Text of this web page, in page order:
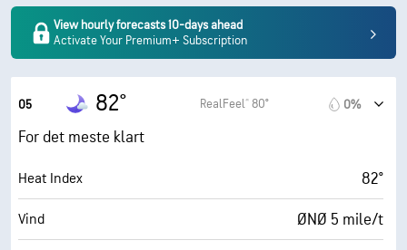
View hourly forecasts 10-days ahead
Activate Your Premium+ Subscription
05 82° RealFeel® 80° 0%
For det meste klart
Heat Index 82°
Vind ØNØ 5 mile/t